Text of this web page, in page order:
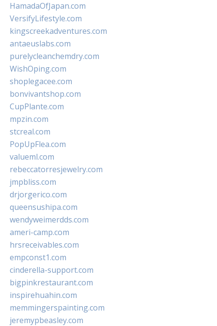
HamadaOfJapan.com
VersifyLifestyle.com
kingscreekadventures.com
antaeuslabs.com
purelycleanchemdry.com
WishOping.com
shoplegacee.com
bonvivantshop.com
CupPlante.com
mpzin.com
stcreal.com
PopUpFlea.com
valueml.com
rebeccatorresjewelry.com
jmpbliss.com
drjorgerico.com
queensushipa.com
wendyweimerdds.com
ameri-camp.com
hrsreceivables.com
empconst1.com
cinderella-support.com
bigpinkrestaurant.com
inspirehuahin.com
memmingerspainting.com
jeremypbeasley.com